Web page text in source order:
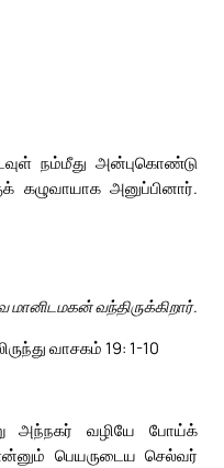
நம்மீது அன்புகொண்டு
அனுப்பினார்.
வந்திருக்கிறார்.
வாசகம் 19: 1-10
அந்நகர் வழியே போய்க்
பெயருடைய செல்வர்